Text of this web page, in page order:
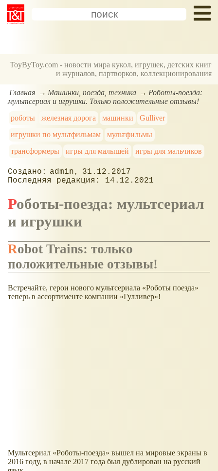
ToyByToy.com - новости мира кукол, игрушек, детских книг
и журналов, партворков, коллекционирования
Главная Машинки, поезда, техника
Роботы-поезда:
мультсериал и игрушки. Только положительные отзывы!
роботы
железная дорога машинки
Gulliver
игрушки по мультфильмам
мультфильмы
трансформеры
игры для малышей игры для мальчиков
admin
31.12.2017
14.12.2021
Роботы-поезда: мультсериал
и игрушки
Robot Trains: только
положительные отзывы!
Встречайте, герои нового мультсериала «Роботы поезда»
теперь в ассортименте компании «Гулливер»!
Мультсериал «Роботы-поезда» вышел на мировые экраны в
2016 году, в начале 2017 года был дублирован на русский